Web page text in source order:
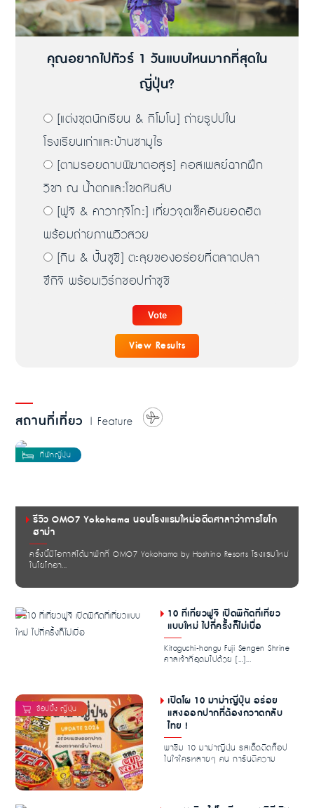
คุณอยากไปทัวร์ 1 วันแบบไหนมากที่สุดใน
ญี่ปุ่น?
[แต่งชุดนักเรียน & กิโมโน] ถ่ายรูปปใน
โรงเรียนเก่าและบ้านซามูไร
[ตามรอยดาบพิฆาตอสูร] คอสเพลย์ฉากฝึก
วิชา ณ น้ำตกและโขดหินลับ
[ฟูจิ & คาวากุจิโกะ] เที่ยวจุดเช็คอินยอดฮิต
พร้อมถ่ายภาพวิวสวย
[กิน & ปั้นซูชิ] ตะลุยของอร่อยที่ตลาดปลา
ซึกิจิ พร้อมเวิร์กชอปทำซูชิ
View Results
สถานที่เที่ยว | Feature
รีวิว OMO7 Yokohama นอนโรงแรมใหม่อดีตศาลาว่าการโยโก
ฮาม่า
ครั้งนี้มีโอกาสได้มาพักที่ OMO7 Yokohama by Hoshino Resorts โรงแรมใหม่
ในโยโกฮา...
10 ที่เที่ยวฟูจิ เปิดพิกัดที่เที่ยว
แบบใหม่ ไปกี่ครั้งก็ไม่เบื่อ
Kitaguchi-hongu Fuji Sengen Shrine
ศาลเจ้าที่อุดมไปด้วย […]...
เปิดโผ 10 มาม่าญี่ปุ่น อร่อย
แสงออกปากที่ต้องกวาดกลับ
ไทย !
พาชิม 10 มาม่าญี่ปุ่น รสเด็ดติดท็อป
ในใจใครหลายๆ คน การันตีความ